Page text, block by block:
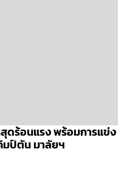
ดร้อนแรง พร้อมการแข่ง
มป์ตัน มาลัยฯ